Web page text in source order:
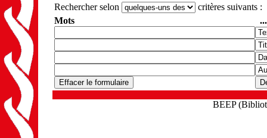
Rechercher selon
critères suivants :
Mots
BEEP